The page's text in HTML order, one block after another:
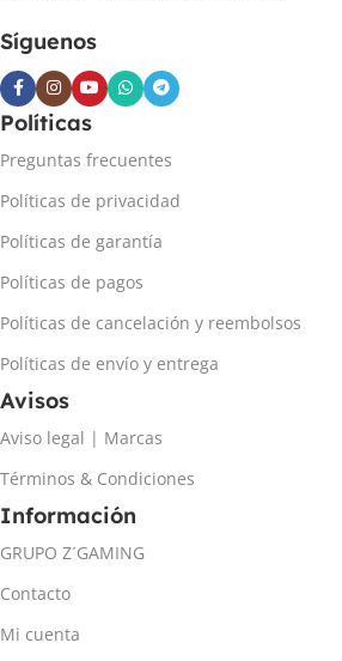
Síguenos
Políticas
Preguntas frecuentes
Políticas de privacidad
Políticas de garantía
Políticas de pagos
Políticas de cancelación y reembolsos
Políticas de envío y entrega
Avisos
Aviso legal | Marcas
Términos & Condiciones
Información
GRUPO Z´GAMING
Contacto
Mi cuenta